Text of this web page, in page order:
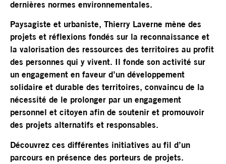
dernières normes environnementales.
Paysagiste et urbaniste, Thierry Laverne mène des
projets et réflexions fondés sur la reconnaissance et
la valorisation des ressources des territoires au profit
des personnes qui y vivent. Il fonde son activité sur
un engagement en faveur d’un développement
solidaire et durable des territoires, convaincu de la
nécessité de le prolonger par un engagement
personnel et citoyen afin de soutenir et promouvoir
des projets alternatifs et responsables.
Découvrez ces différentes initiatives au fil d’un
parcours en présence des porteurs de projets.